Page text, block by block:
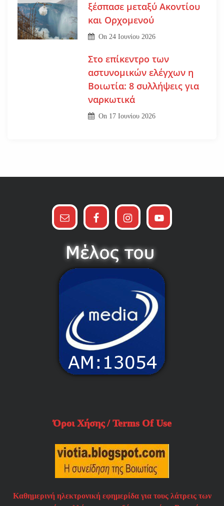
ξέσπασε μεταξύ Ακοντίου
και Ορχομενού
On24 Ιουνίου 2026
Στο επίκεντρο των
αστυνομικών ελέγχων η
Βοιωτία: 8 συλλήψεις για
ναρκωτικά
On 17 Ιουνίου 2026
Όροι Χήσης / Terms Of Use
Καθημερινή ηλεκτρονική εφημερίδα για τους λάτρεις των